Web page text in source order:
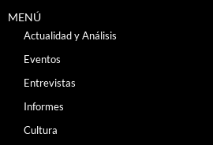
MENÚ
Actualidad y Análisis
Eventos
Entrevistas
Informes
Cultura